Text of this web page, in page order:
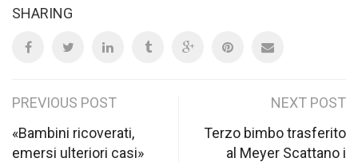
SHARING
Post
navigation
PREVIOUS POST
«Bambini ricoverati,
emersi ulteriori casi»
NEXT POST
Terzo bimbo trasferito
al Meyer Scattano i